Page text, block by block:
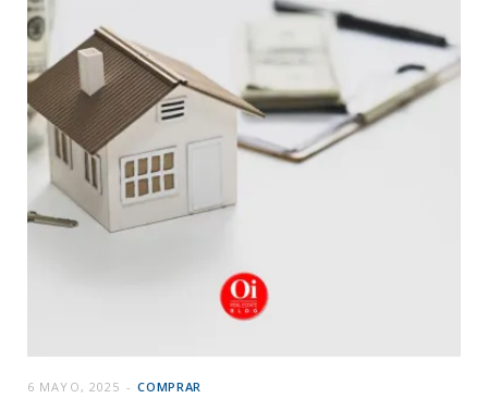
COMPRAR
6 MAYO, 2025